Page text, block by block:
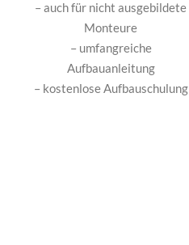
– auch für nicht ausgebildete
Monteure
– umfangreiche
Aufbauanleitung
– kostenlose Aufbauschulung